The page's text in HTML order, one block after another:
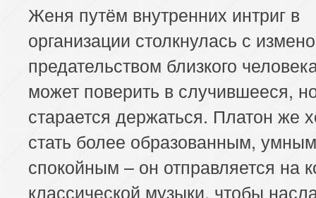
Женя путём внутренних интриг в
организации столкнулась с
предательством близкого
может поверить в случившееся,
старается держаться. Платон же
стать более образованным,
спокойным – он отправляется на
классической музыки, чтобы